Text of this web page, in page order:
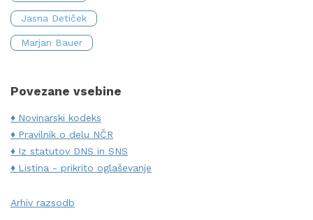
Jasna Detiček
Marjan Bauer
Povezane vsebine
Novinarski kodeks
Pravilnik o delu NČR
Iz statutov DNS in SNS
Listina - prikrito oglaševanje
Arhiv razsodb